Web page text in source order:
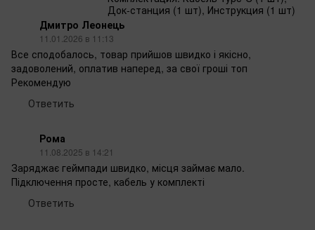
Док-станция (1 шт), Инструкция (1 шт)
Дмитро Леонець
11.01.2026 в 11:13
Все сподобалось, товар прийшов швидко і якісно,
задоволений, оплатив наперед, за свої гроші топ
Рекомендую
Ответить
Рома
11.08.2025 в 14:21
Заряджає геймпади швидко, місця займає мало.
Підключення просте, кабель у комплекті
Ответить